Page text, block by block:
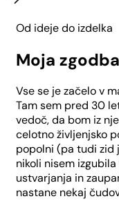
Od ideje do izdelka
Moja zgodba
Vse se je začelo v
Tam sem pred 30
vedoč, da bom iz
celotno življenjsko
popolni (pa tudi zid
nikoli nisem
ustvarjanja in
nastane nekaj